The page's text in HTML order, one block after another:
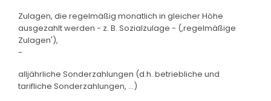
Zulagen, die regelmäßig monatlich in gleicher Höhe
ausgezahlt werden - z. B. Sozialzulage - (,regelmäßige
Zulagen'),
-
alljährliche Sonderzahlungen (d.h. betriebliche und
tarifliche Sonderzahlungen, ...)